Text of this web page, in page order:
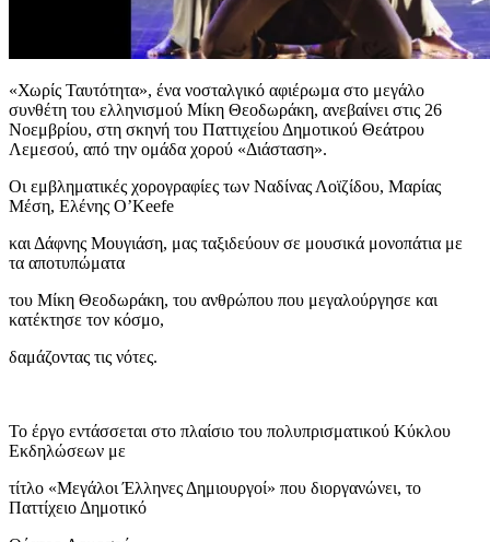
«Χωρίς Ταυτότητα», ένα νοσταλγικό αφιέρωμα στο μεγάλο
συνθέτη του ελληνισμού Μίκη Θεοδωράκη, ανεβαίνει στις 26
Νοεμβρίου, στη σκηνή του Παττιχείου Δημοτικού Θεάτρου
Λεμεσού, από την ομάδα χορού «Διάσταση».
Οι εμβληματικές χορογραφίες των Ναδίνας Λοϊζίδου, Μαρίας
Μέση, Ελένης O’Keefe
και Δάφνης Μουγιάση, μας ταξιδεύουν σε μουσικά μονοπάτια με
τα αποτυπώματα
του Μίκη Θεοδωράκη, του ανθρώπου που μεγαλούργησε και
κατέκτησε τον κόσμο,
δαμάζοντας τις νότες.
Το έργο εντάσσεται στο πλαίσιο του πολυπρισματικού Κύκλου
Εκδηλώσεων με
τίτλο «Μεγάλοι Έλληνες Δημιουργοί» που διοργανώνει, το
Παττίχειο Δημοτικό